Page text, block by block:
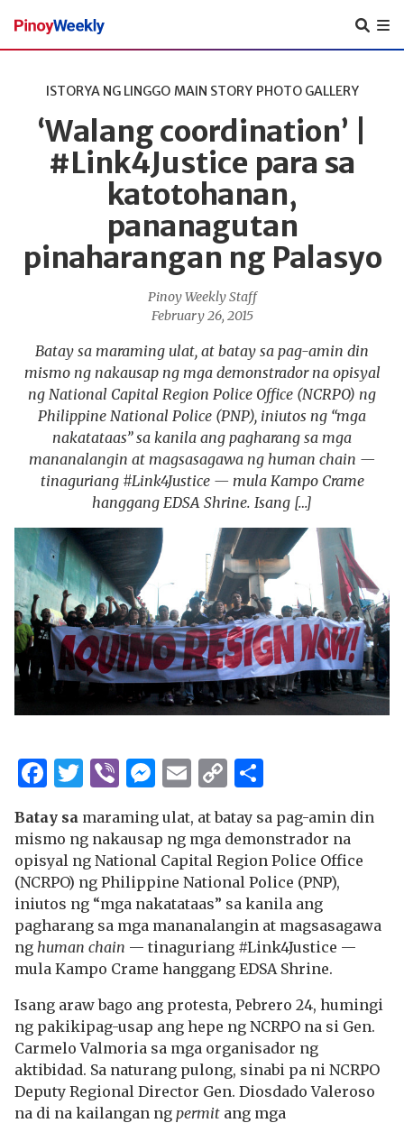
Pinoy
Weekly
ISTORYA NG LINGGO MAIN STORY PHOTO GALLERY
‘Walang coordination’ |
#Link4Justice para sa
katotohanan,
pananagutan
pinaharangan ng Palasyo
Pinoy Weekly Staff
February 26, 2015
Batay sa maraming ulat, at batay sa pag-amin din
mismo ng nakausap ng mga demonstrador na opisyal
ng National Capital Region Police Office (NCRPO) ng
Philippine National Police (PNP), iniutos ng “mga
nakatataas” sa kanila ang pagharang sa mga
mananalangin at magsasagawa ng human chain —
tinaguriang #Link4Justice — mula Kampo Crame
hanggang EDSA Shrine. Isang […]
Facebook
Twitter
ViberMessenger
Email
Copy
Batay sa maraming ulat, at batay sa pag-amin din
mismo ng nakausap ng mga demonstrador na
opisyal ng National Capital Region Police Office
(NCRPO) ng Philippine National Police (PNP),
iniutos ng “mga nakatataas” sa kanila ang
pagharang sa mga mananalangin at magsasagawa
ng human chain — tinaguriang #Link4Justice —
mula Kampo Crame hanggang EDSA Shrine.
Isang araw bago ang protesta, Pebrero 24, humingi
ng pakikipag-usap ang hepe ng NCRPO na si Gen.
Carmelo Valmoria sa mga organisador ng
aktibidad. Sa naturang pulong, sinabi pa ni NCRPO
Deputy Regional Director Gen. Diosdado Valeroso
na di na kailangan ng permit ang mga